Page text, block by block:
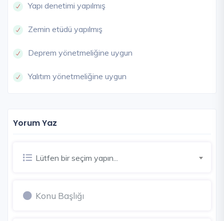
Yapı denetimi yapılmış
Zemin etüdü yapılmış
Deprem yönetmeliğine uygun
Yalıtım yönetmeliğine uygun
Yorum Yaz
Lütfen bir seçim yapın...